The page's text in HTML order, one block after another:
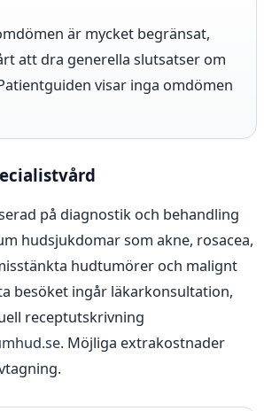
är mycket begränsat,
att dra generella slutsatser om
visar inga omdömen
på diagnostik och behandling
hudsjukdomar som akne, rosacea,
hudtumörer och malignt
besöket ingår läkarkonsultation,
receptutskrivning
. Möjliga extrakostnader